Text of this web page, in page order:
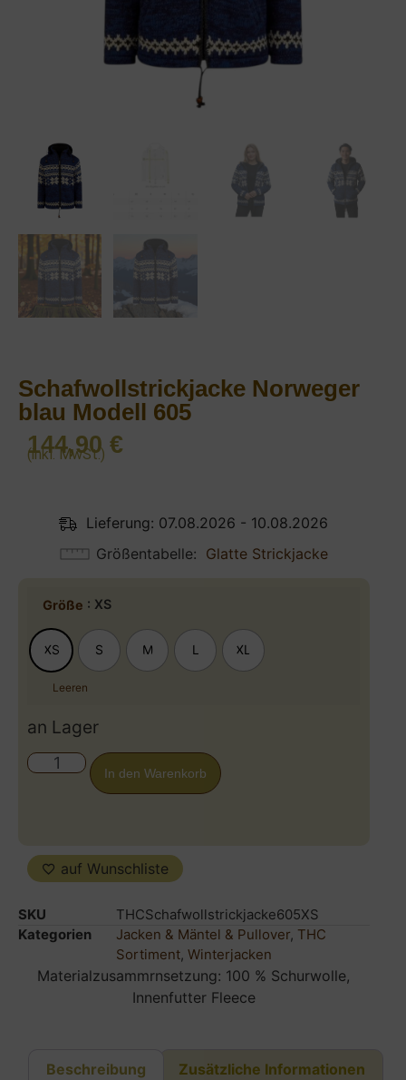
Schafwollstrickjacke Norweger
blau Modell 605
144,90 €
(inkl. MwSt.)
Lieferung: 07.08.2026 - 10.08.2026
Größentabelle
Glatte Strickjacke
Größe : XS
XS S M L XL
Leeren
an Lager
In den Warenkorb
auf Wunschliste
SKU
THCSchafwollstrickjacke605XS
Kategorien
Jacken & Mäntel & Pullover, THC
Sortiment, Winterjacken
Materialzusammrnsetzung: 100 % Schurwolle,
Innenfutter Fleece
Beschreibung Zusätzliche Informationen